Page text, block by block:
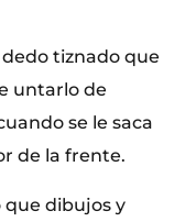
dedo tiznado que
untarlo de
se le saca
de la frente.
que dibujos y